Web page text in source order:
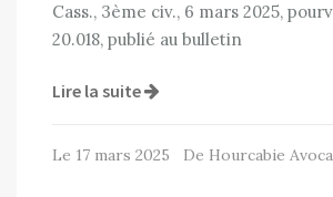
Cass., 3ème civ., 6 mars 2025,
20.018, publié au bulletin
Lire la suite
Le 17 mars 2025 De Hourcabie